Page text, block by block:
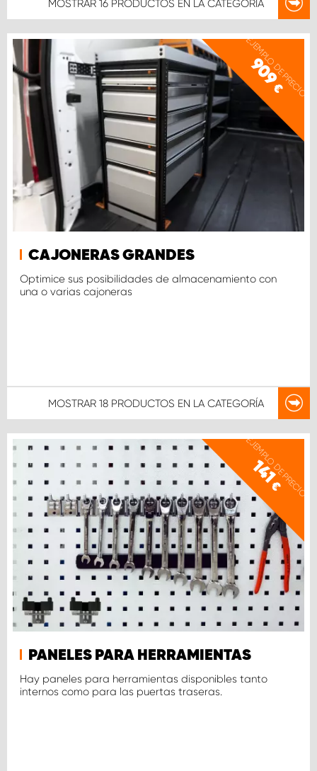
MOSTRAR 16 PRODUCTOS EN LA CATEGORÍA
EJEMPLO DE PRECIO
909
€
CAJONERAS GRANDES
Optimice sus posibilidades de almacenamiento con
una o varias cajoneras
MOSTRAR 18 PRODUCTOS EN LA CATEGORÍA
EJEMPLO DE PRECIO
141
€
PANELES PARA HERRAMIENTAS
Hay paneles para herramientas disponibles tanto
internos como para las puertas traseras.